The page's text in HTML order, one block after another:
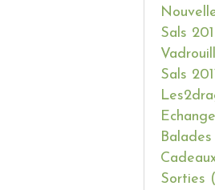
Sals
Sals 2011
Balades
Sorties